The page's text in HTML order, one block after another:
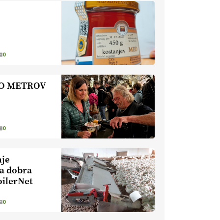
Varnost na kmetiji naj
bo vedno na prvem mestu.
https://t.co/RcsFHlxERk
#traktor #varnost #kmetijstvo
https://t.co/L4Er80AtXS
22.07.2026
[EKOloško = LOGIČNO ]
Za
uspešno ohranjanje travišč sta
ključna kmetijstvo
in predvsem
reja travojedih živali
. VEČ
https://t.co/YvDmY3UNng @EUAgri
#IMCAP #CAP
21.07.2026
[EKOloško = LOGIČNO
]
Pet-nat je vse bolj priljubljeno
naravno peneče vino, tudi v
Sloveniji.
VEČ
0
METROV
0
dobra
0